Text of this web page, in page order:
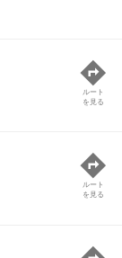
ルート
を見る
ルート
を見る